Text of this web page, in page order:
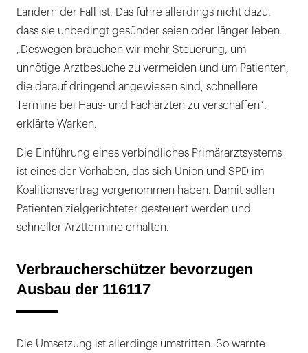
Ländern der Fall ist. Das führe allerdings nicht dazu,
dass sie unbedingt gesünder seien oder länger leben.
„Deswegen brauchen wir mehr Steuerung, um
unnötige Arztbesuche zu vermeiden und um Patienten,
die darauf dringend angewiesen sind, schnellere
Termine bei Haus- und Fachärzten zu verschaffen“,
erklärte Warken.
Die Einführung eines verbindliches Primärarztsystems
ist eines der Vorhaben, das sich Union und SPD im
Koalitionsvertrag vorgenommen haben. Damit sollen
Patienten zielgerichteter gesteuert werden und
schneller Arzttermine erhalten.
Verbraucherschützer bevorzugen
Ausbau der 116117
Die Umsetzung ist allerdings umstritten. So warnte